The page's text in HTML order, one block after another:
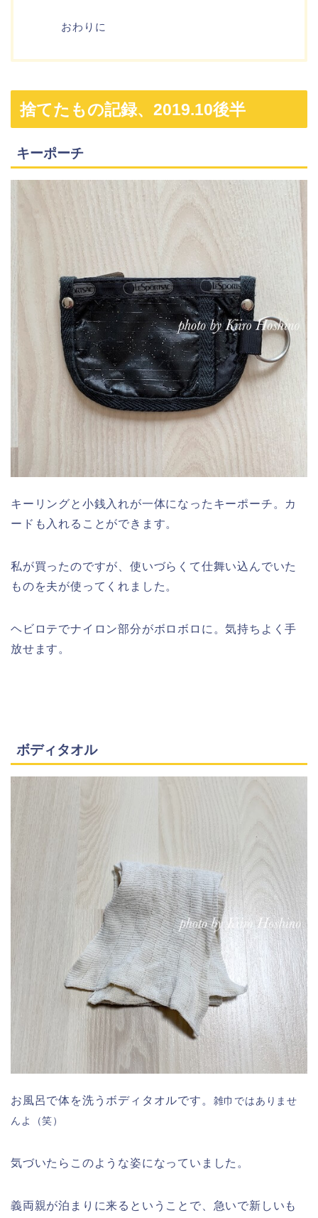
おわりに
捨てたもの記録、2019.10後半
キーポーチ
キーリングと小銭入れが一体になったキーポーチ。カ
ードも入れることができます。
私が買ったのですが、使いづらくて仕舞い込んでいた
ものを夫が使ってくれました。
ヘビロテでナイロン部分がボロボロに。気持ちよく手
放せます。
ボディタオル
お風呂で体を洗うボディタオルです。 雑巾ではありませ
んよ（笑）
気づいたらこのような姿になっていました。
義両親が泊まりに来るということで、急いで新しいも